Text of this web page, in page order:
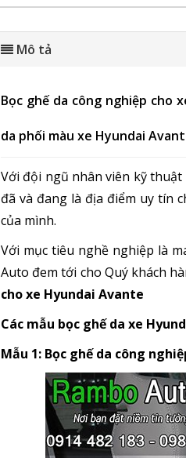
Mô tả
Bọc ghế da công nghiệp
da phối màu xe Hyundai
Với đội ngũ nhân viên kỹ
đã và đang là địa điểm uy tín
của mình.
Với mục tiêu nghề nghiệp là
Auto đem tới cho Quý khách
cho xe Hyundai Avante
Các mẫu bọc ghế da xe
Mẫu 1: Bọc ghế da công